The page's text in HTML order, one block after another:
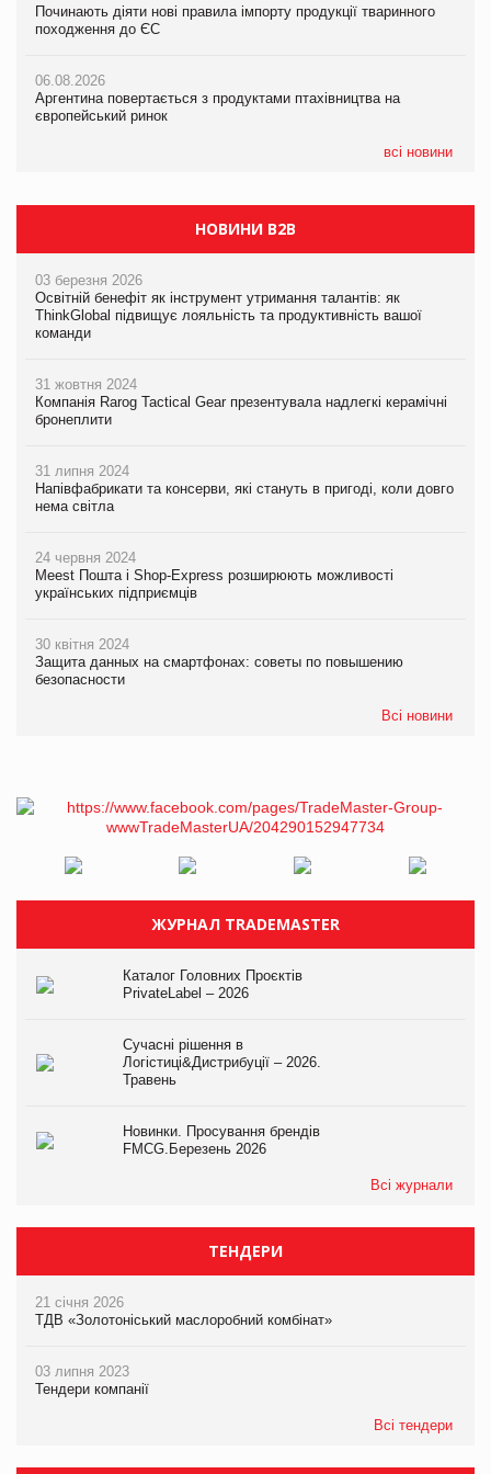
Починають діяти нові правила імпорту продукції тваринного
походження до ЄС
06.08.2026
Аргентина повертається з продуктами птахівництва на
європейський ринок
всі новини
Починають діяти нові правила імпорту продукції тваринного
походження до ЄС
06.08.2026
Аргентина повертається з продуктами птахівництва на
європейський ринок
Починають діяти нові правила імпорту продукції тваринного
походження до ЄС
06.08.2026
Аргентина повертається з продуктами птахівництва на
європейський ринок
НОВИНИ B2B
03 березня 2026
Освітній бенефіт як інструмент утримання талантів: як
ThinkGlobal підвищує лояльність та продуктивність вашої
команди
31 жовтня 2024
Компанія Rarog Tactical Gear презентувала надлегкі керамічні
бронеплити
31 липня 2024
Напівфабрикати та консерви, які стануть в пригоді, коли довго
нема світла
24 червня 2024
Meest Пошта і Shop-Express розширюють можливості
українських підприємців
30 квітня 2024
Защита данных на смартфонах: советы по повышению
безопасности
Всі новини
ЖУРНАЛ TRADEMASTER
Каталог Головних Проєктів
PrivateLabel – 2026
Сучасні рішення в
Логістиці&Дистрибуції – 2026.
Травень
Новинки. Просування брендів
FMCG.Березень 2026
Всі журнали
ТЕНДЕРИ
21 січня 2026
ТДВ «Золотоніський маслоробний комбінат»
03 липня 2023
Тендери компанії
Всі тендери